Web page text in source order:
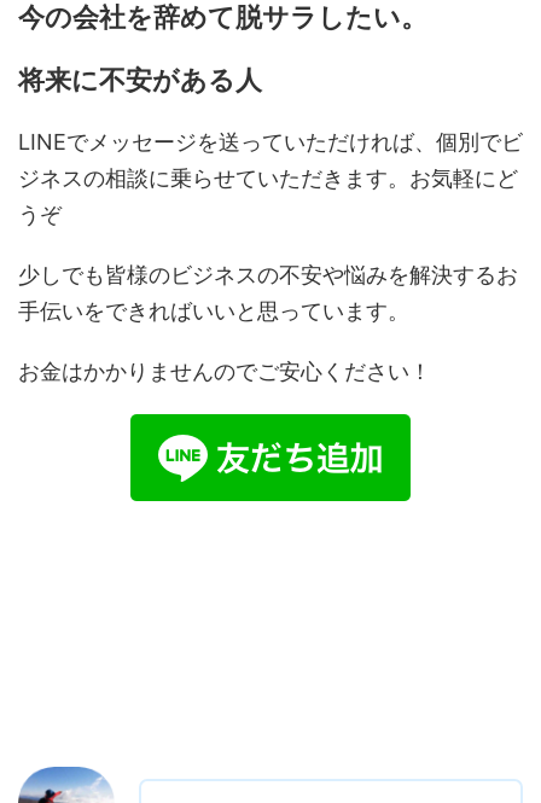
今の会社を辞めて脱サラしたい。
将来に不安がある人
LINEでメッセージを送っていただければ、個別でビ
ジネスの相談に乗らせていただきます。お気軽にど
うぞ
少しでも皆様のビジネスの不安や悩みを解決するお
手伝いをできればいいと思っています。
お金はかかりませんのでご安心ください！